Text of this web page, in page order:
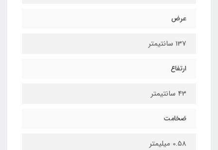
عرض
137 سانتیمتر
ارتفاع
43 سانتیمتر
ضخامت
0.58 میلیمتر